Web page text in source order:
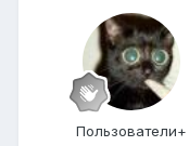
Пользователи+